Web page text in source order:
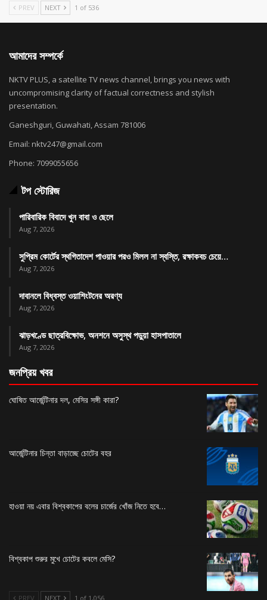
PREV NEXT 1 of 536
আমাদের সম্পর্কে
NKTV PLUS, a satellite TV news channel, brings you news with
uncompromising clarity of factual correctness and stylish
presentation.
Ganeshguri, Guwahati, Assam 781006
Email: nktv247@gmail.com
Phone: 7099055656
টপ স্টোরিজ
পারিবারিক বিবাদে খুন বাবা ও ছেলে
Aug 7, 2026
সুপ্রিম কোর্টের স্থগিতাদেশ পাওয়ার পর‌ও মিলল না স্বস্তি, রক্ষাকবচ চেয়ে…
Aug 7, 2026
দাবানলে বিধ্বস্ত ওয়াশিংটনের অরণ্য
Aug 7, 2026
ঝাড়খণ্ডে ছাত্রবিক্ষোভ, অনশনে অসুস্থ পড়ুয়া হাসপাতালে
Aug 7, 2026
জনপ্রিয় খবর
ঘোষিত আর্জেন্টিনার দল, মেসির সঙ্গী কারা?
আর্জেন্টিনার চিন্তা বাড়াচ্ছে চোটের বহর
হাওয়া নয় এবার বিশ্বকাপের বলের চার্জের খোঁজ নিতে হবে…
বিশ্বকাপ শুরুর মুখে চোটের কবলে মেসি?
PREV NEXT 1 of 1,056